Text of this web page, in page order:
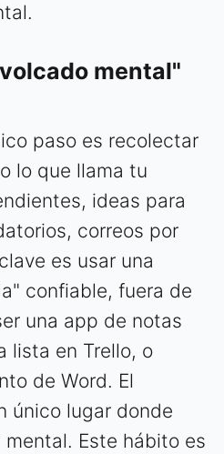
mental"
paso es recolectar
lo que llama tu
ideas para
correos por
es usar una
confiable, fuera de
una app de notas
lista en Trello, o
de Word. El
único lugar donde
Este hábito es